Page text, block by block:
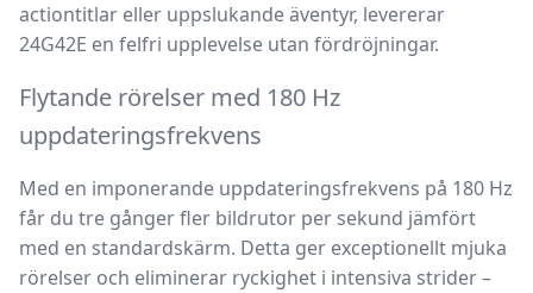
actiontitlar eller uppslukande äventyr, levererar
24G42E en felfri upplevelse utan fördröjningar.
Flytande rörelser med 180 Hz
uppdateringsfrekvens
Med en imponerande uppdateringsfrekvens på 180 Hz
får du tre gånger fler bildrutor per sekund jämfört
med en standardskärm. Detta ger exceptionellt mjuka
rörelser och eliminerar ryckighet i intensiva strider –